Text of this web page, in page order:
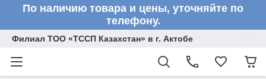
По наличию товара и цены, уточняйте по
телефону.
Филиал ТОО «ТССП Казахстан» в г. Актобе